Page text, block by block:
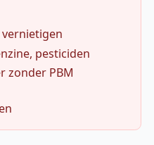
pesticiden
zonder PBM